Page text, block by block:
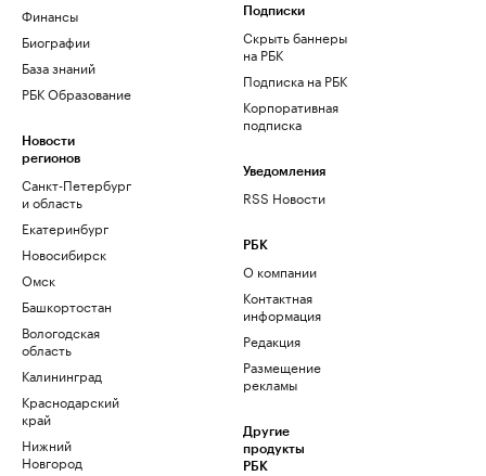
Финансы
Биографии
База знаний
РБК Образование
Новости
регионов
Санкт-Петербург
и область
Екатеринбург
Новосибирск
Омск
Башкортостан
Вологодская
область
Калининград
Краснодарский
край
Нижний
Новгород
Подписки
Скрыть баннеры
на РБК
Подписка на РБК
Корпоративная
подписка
Уведомления
RSS Новости
РБК
О компании
Контактная
информация
Редакция
Размещение
рекламы
Другие
продукты
РБК